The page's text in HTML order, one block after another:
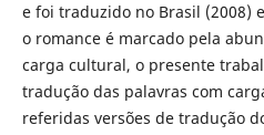
e foi traduzido no Brasil (2008)
o romance é marcado pela
carga cultural, o presente
tradução das palavras com
referidas versões de tradução